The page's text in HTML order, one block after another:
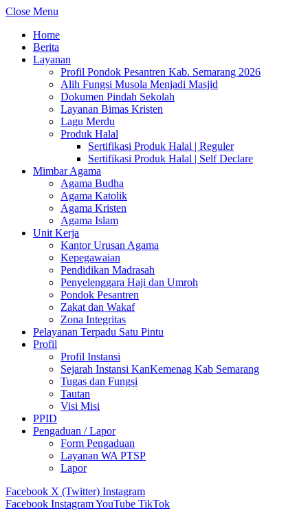
Close Menu
Home
Berita
Layanan
Profil Pondok Pesantren Kab. Semarang 2026
Alih Fungsi Musola Menjadi Masjid
Dokumen Pindah Sekolah
Layanan Bimas Kristen
Lagu Merdu
Produk Halal
Sertifikasi Produk Halal | Reguler
Sertifikasi Produk Halal | Self Declare
Mimbar Agama
Agama Budha
Agama Katolik
Agama Kristen
Agama Islam
Unit Kerja
Kantor Urusan Agama
Kepegawaian
Pendidikan Madrasah
Penyelenggara Haji dan Umroh
Pondok Pesantren
Zakat dan Wakaf
Zona Integritas
Pelayanan Terpadu Satu Pintu
Profil
Profil Instansi
Sejarah Instansi KanKemenag Kab Semarang
Tugas dan Fungsi
Tautan
Visi Misi
PPID
Pengaduan / Lapor
Form Pengaduan
Layanan WA PTSP
Lapor
Facebook X (Twitter) Instagram
Facebook InstagramYouTube TikTok